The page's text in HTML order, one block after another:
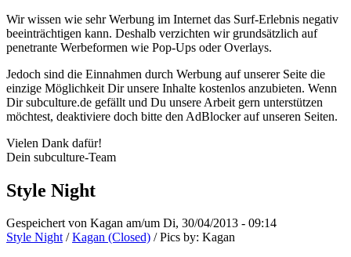
Wir wissen wie sehr Werbung im Internet das Surf-Erlebnis negativ
beeinträchtigen kann. Deshalb verzichten wir grundsätzlich auf
penetrante Werbeformen wie Pop-Ups oder Overlays.
Jedoch sind die Einnahmen durch Werbung auf unserer Seite die
einzige Möglichkeit Dir unsere Inhalte kostenlos anzubieten. Wenn
Dir subculture.de gefällt und Du unsere Arbeit gern unterstützen
möchtest, deaktiviere doch bitte den AdBlocker auf unseren Seiten.
Vielen Dank dafür!
Dein subculture-Team
Style Night
Gespeichert von Kagan am/um Di, 30/04/2013 - 09:14
Style Night /Kagan (Closed) /Pics by: Kagan